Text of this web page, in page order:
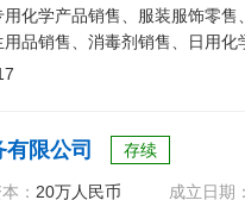
化学产品销售、服装服饰零
品销售、消毒剂销售、日用
限公司 存续
： 20万人民币
成立日期